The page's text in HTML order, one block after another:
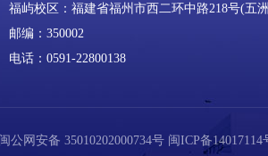
福屿校区：福建省福州市西二环中路218号(五
邮编：350002
电话：0591-22800138
闽公网安备 35010202000734号 闽ICP备14017114